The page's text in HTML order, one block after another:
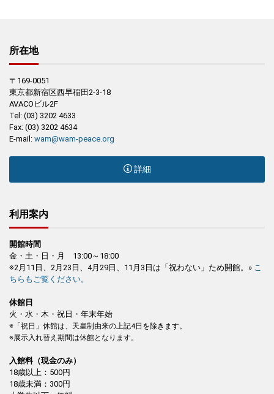
所在地
〒169-0051
東京都新宿区西早稲田2-3-18
AVACOビル2F
Tel: (03) 3202 4633
Fax: (03) 3202 4634
E-mail: wam@wam-peace.org
詳細
利用案内
開館時間
金・土・日・月 13:00～18:00
※2月11日、2月23日、4月29日、11月3日は「祝わない」ため開館。» こ
ちらもご覧ください。
休館日
火・水・木・祝日・年末年始
※「祝日」休館は、天皇制由来の上記4日を除きます。
※展示入れ替え期間は休館となります。
入館料（現金のみ）
18歳以上：500円
18歳未満：300円